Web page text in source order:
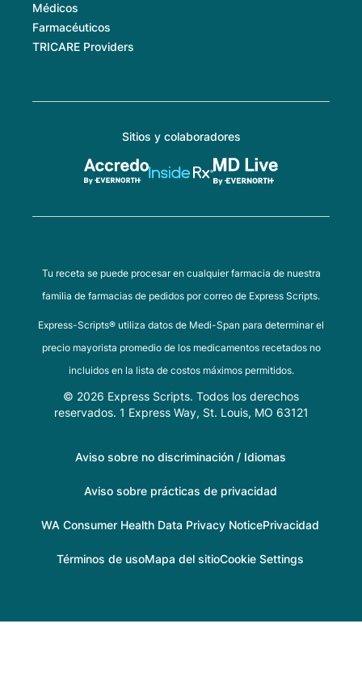
Médicos
Farmacéuticos
TRICARE Providers
Sitios y colaboradores
Tu receta se puede procesar en cualquier farmacia de nuestra
familia de farmacias de pedidos por correo de Express Scripts.
Express-Scripts® utiliza datos de Medi-Span para determinar el
precio mayorista promedio de los medicamentos recetados no
incluidos en la lista de costos máximos permitidos.
© 2026 Express Scripts. Todos los derechos
reservados. 1 Express Way, St. Louis, MO 63121
Aviso sobre no discriminación / Idiomas
Aviso sobre prácticas de privacidad
WA Consumer Health Data Privacy NoticePrivacidad
Términos de usoMapa del sitioCookie Settings